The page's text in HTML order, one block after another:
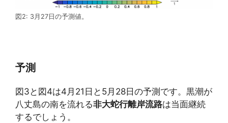
図2: 3月27日の予測値。
予測
図3と図4は4月21日と5月28日の予測です。黒潮が
八丈島の南を流れる非大蛇行離岸流路は当面継続
するでしょう。